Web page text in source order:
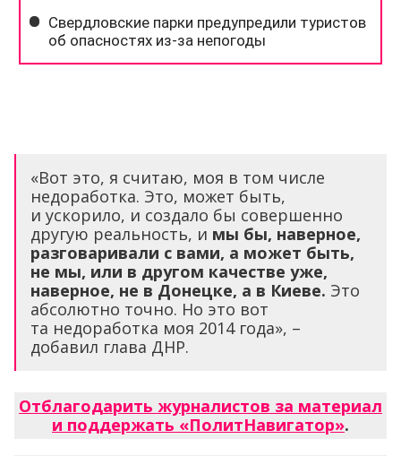
«Вот это, я считаю, моя в том числе
недоработка. Это, может быть,
и ускорило, и создало бы совершенно
другую реальность, и мы бы, наверное,
разговаривали с вами, а может быть,
не мы, или в другом качестве уже,
наверное, не в Донецке, а в Киеве. Это
абсолютно точно. Но это вот
та недоработка моя 2014 года», –
добавил глава ДНР.
Отблагодарить журналистов за материал
и поддержать «ПолитНавигатор».